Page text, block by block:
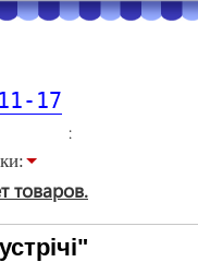
17
товаров.